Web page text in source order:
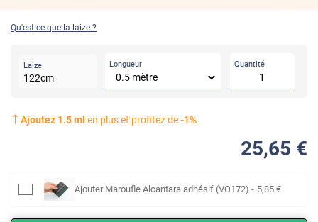
Qu'est-ce que la laize ?
Laize
122cm
Longueur Quantité
Ajoutez 1.5ml en plus et profitez de-1%
25,65 €
Ajouter Maroufle Alcantara adhésif (VO172) - 5,85 €